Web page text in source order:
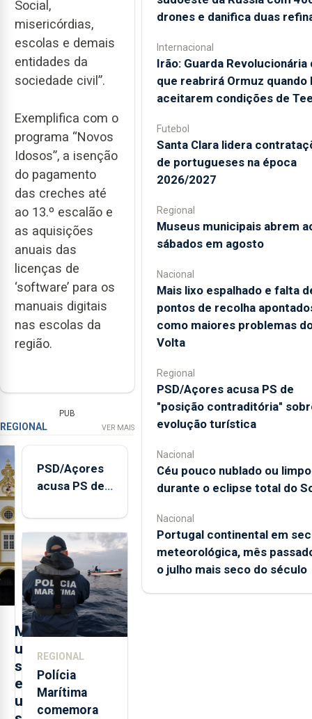
Social,
misericórdias,
escolas e demais
entidades da
sociedade civil”.
Exemplifica com o
programa “Novos
Idosos”, a isenção
do pagamento
das creches até
ao 13.º escalão e
as aquisições
anuais das
licenças de
‘software’ para os
manuais digitais
nas escolas da
região.
PUB
REGIONAL VER MAIS
M
u
s
e
u
PSD/Açores
acusa PS de
contraditória"
sobre
evolução
turística
REGIONAL
Polícia
Marítima
comemora
drones e danifica duas
Internacional
Irão: Guarda Revolucionária
que reabrirá Ormuz quando
aceitarem condições de
Futebol
Santa Clara lidera
de portugueses na época
2026/2027
Regional
Museus municipais abrem
sábados em agosto
Nacional
Mais lixo espalhado e falta
pontos de recolha
como maiores problemas
Volta
Regional
PSD/Açores acusa PS de
"posição contraditória"
evolução turística
Nacional
Céu pouco nublado ou limpo
durante o eclipse total do
Nacional
Portugal continental em
meteorológica, mês
o julho mais seco do século